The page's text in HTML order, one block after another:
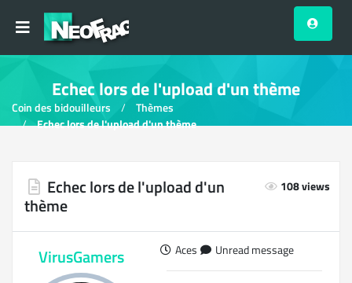
Echec lors de l'upload d'un thème
Coin des bidouilleurs
Thèmes
Echec lors de l'upload d'un thème
108 views
Echec lors de l'upload d'un
thème
VirusGamers Aces Unread message